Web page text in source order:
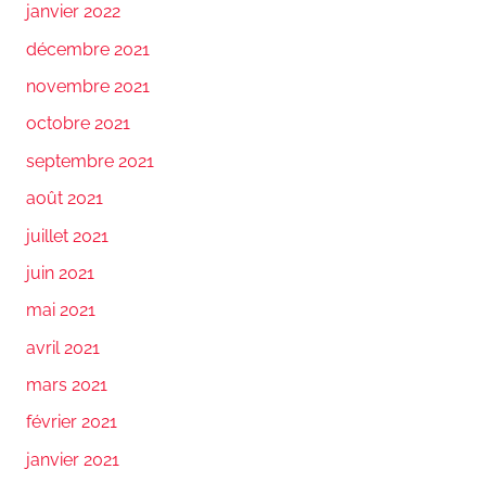
janvier 2022
décembre 2021
novembre 2021
octobre 2021
septembre 2021
août 2021
juillet 2021
juin 2021
mai 2021
avril 2021
mars 2021
février 2021
janvier 2021